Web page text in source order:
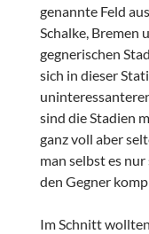
genannte Feld
Schalke, Bremen
gegnerischen
sich in dieser
sind die Stadien
ganz voll aber
man selbst es
den Gegner
Im Schnitt